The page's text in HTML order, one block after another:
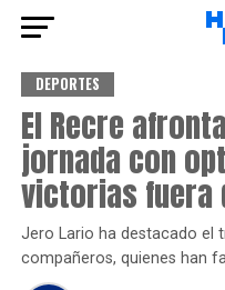
DEPORTES
El Recre
jornada con
victorias fuera
Jero Lario ha destacado el
compañeros, quienes han